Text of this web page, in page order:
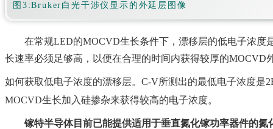
图3:Bruker白光干涉仪显示的外延层图像
在常规LED的MOCVD生长条件下，漂移层的低电子浓度
长速率必须足够高，以便在合理的时间内获得较厚的MOCVD
如何获取低电子浓度的漂移层。C-V所测出的最低电子浓度是
MOCVD生长加入硅掺杂来获得较高的电子浓度。
镓特半导体目前已能提供适用于垂直氮化镓功率器件的